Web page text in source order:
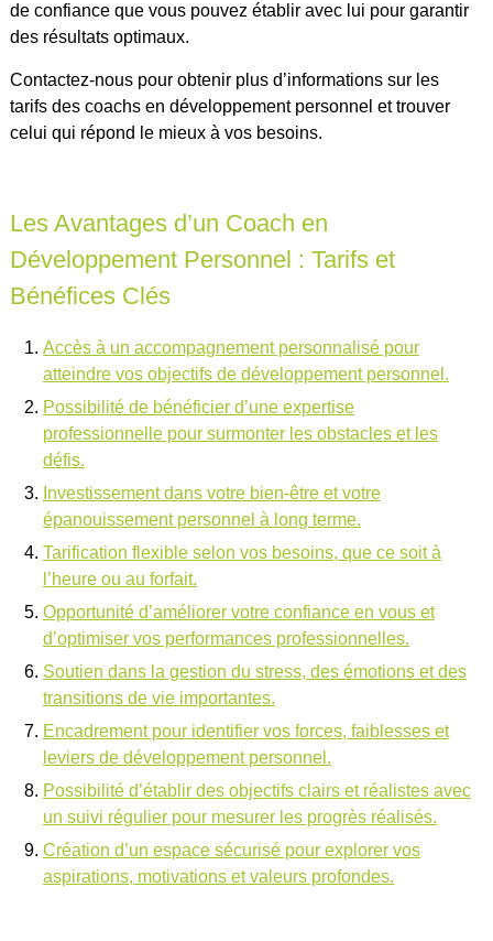
de confiance que vous pouvez établir avec lui pour garantir
des résultats optimaux.
Contactez-nous pour obtenir plus d’informations sur les
tarifs des coachs en développement personnel et trouver
celui qui répond le mieux à vos besoins.
Les Avantages d’un Coach en
Développement Personnel : Tarifs et
Bénéfices Clés
Accès à un accompagnement personnalisé pour
atteindre vos objectifs de développement personnel.
Possibilité de bénéficier d’une expertise
professionnelle pour surmonter les obstacles et les
défis.
Investissement dans votre bien-être et votre
épanouissement personnel à long terme.
Tarification flexible selon vos besoins, que ce soit à
l’heure ou au forfait.
Opportunité d’améliorer votre confiance en vous et
d’optimiser vos performances professionnelles.
Soutien dans la gestion du stress, des émotions et des
transitions de vie importantes.
Encadrement pour identifier vos forces, faiblesses et
leviers de développement personnel.
Possibilité d’établir des objectifs clairs et réalistes avec
un suivi régulier pour mesurer les progrès réalisés.
Création d’un espace sécurisé pour explorer vos
aspirations, motivations et valeurs profondes.